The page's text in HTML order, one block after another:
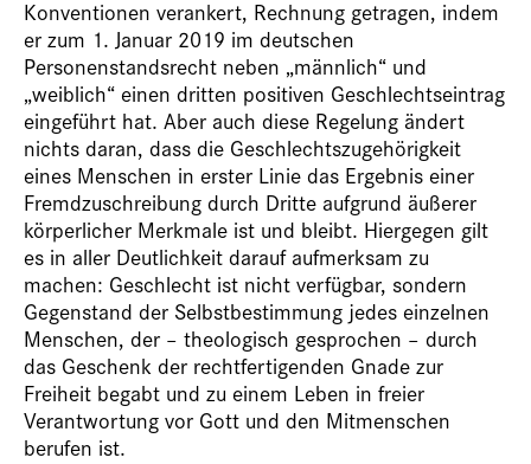
Konventionen verankert, Rechnung getragen, indem
er zum 1. Januar 2019 im deutschen
Personenstandsrecht neben „männlich“ und
„weiblich“ einen dritten positiven Geschlechtseintrag
eingeführt hat. Aber auch diese Regelung ändert
nichts daran, dass die Geschlechtszugehörigkeit
eines Menschen in erster Linie das Ergebnis einer
Fremdzuschreibung durch Dritte aufgrund äußerer
körperlicher Merkmale ist und bleibt. Hiergegen gilt
es in aller Deutlichkeit darauf aufmerksam zu
machen: Geschlecht ist nicht verfügbar, sondern
Gegenstand der Selbstbestimmung jedes einzelnen
Menschen, der – theologisch gesprochen – durch
das Geschenk der rechtfertigenden Gnade zur
Freiheit begabt und zu einem Leben in freier
Verantwortung vor Gott und den Mitmenschen
berufen ist.